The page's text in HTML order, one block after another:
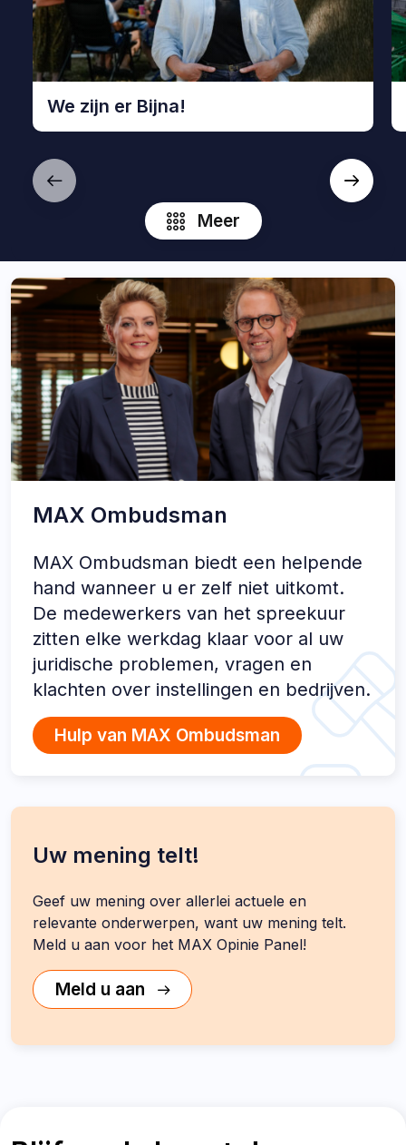
We zijn er Bijna!
We
zijn
Meer
MAX Ombudsman
MAX Ombudsman biedt een helpende
hand wanneer u er zelf niet uitkomt.
De medewerkers van het spreekuur
zitten elke werkdag klaar voor al uw
juridische problemen, vragen en
klachten over instellingen en bedrijven.
Hulp van MAX Ombudsman
Uw mening telt!
Geef uw mening over allerlei actuele en
relevante onderwerpen, want uw mening telt.
Meld u aan voor het MAX Opinie Panel!
Meld u aan